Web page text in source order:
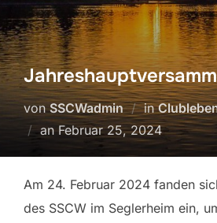
vonSSCWadmin in
an Veröffentlicht
Februar 25, 2024
Am 24. Februar 2024 fanden
des SSCW im Seglerheim ein,